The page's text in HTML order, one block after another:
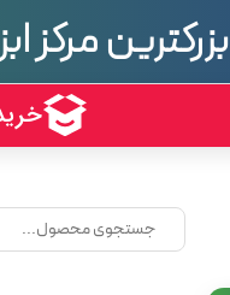
بزرگترین مرکز